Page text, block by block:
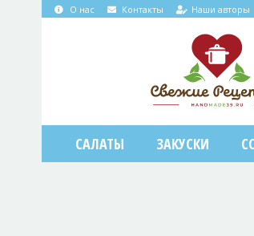
О нас Контакты Наши авторы
САЛАТЫ ЗАКУСКИ